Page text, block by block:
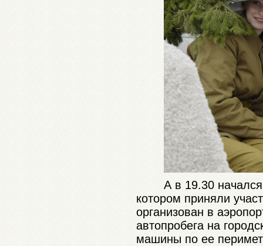
А в 19.30
котором приняли
организован в
автопробега на
машины по ее